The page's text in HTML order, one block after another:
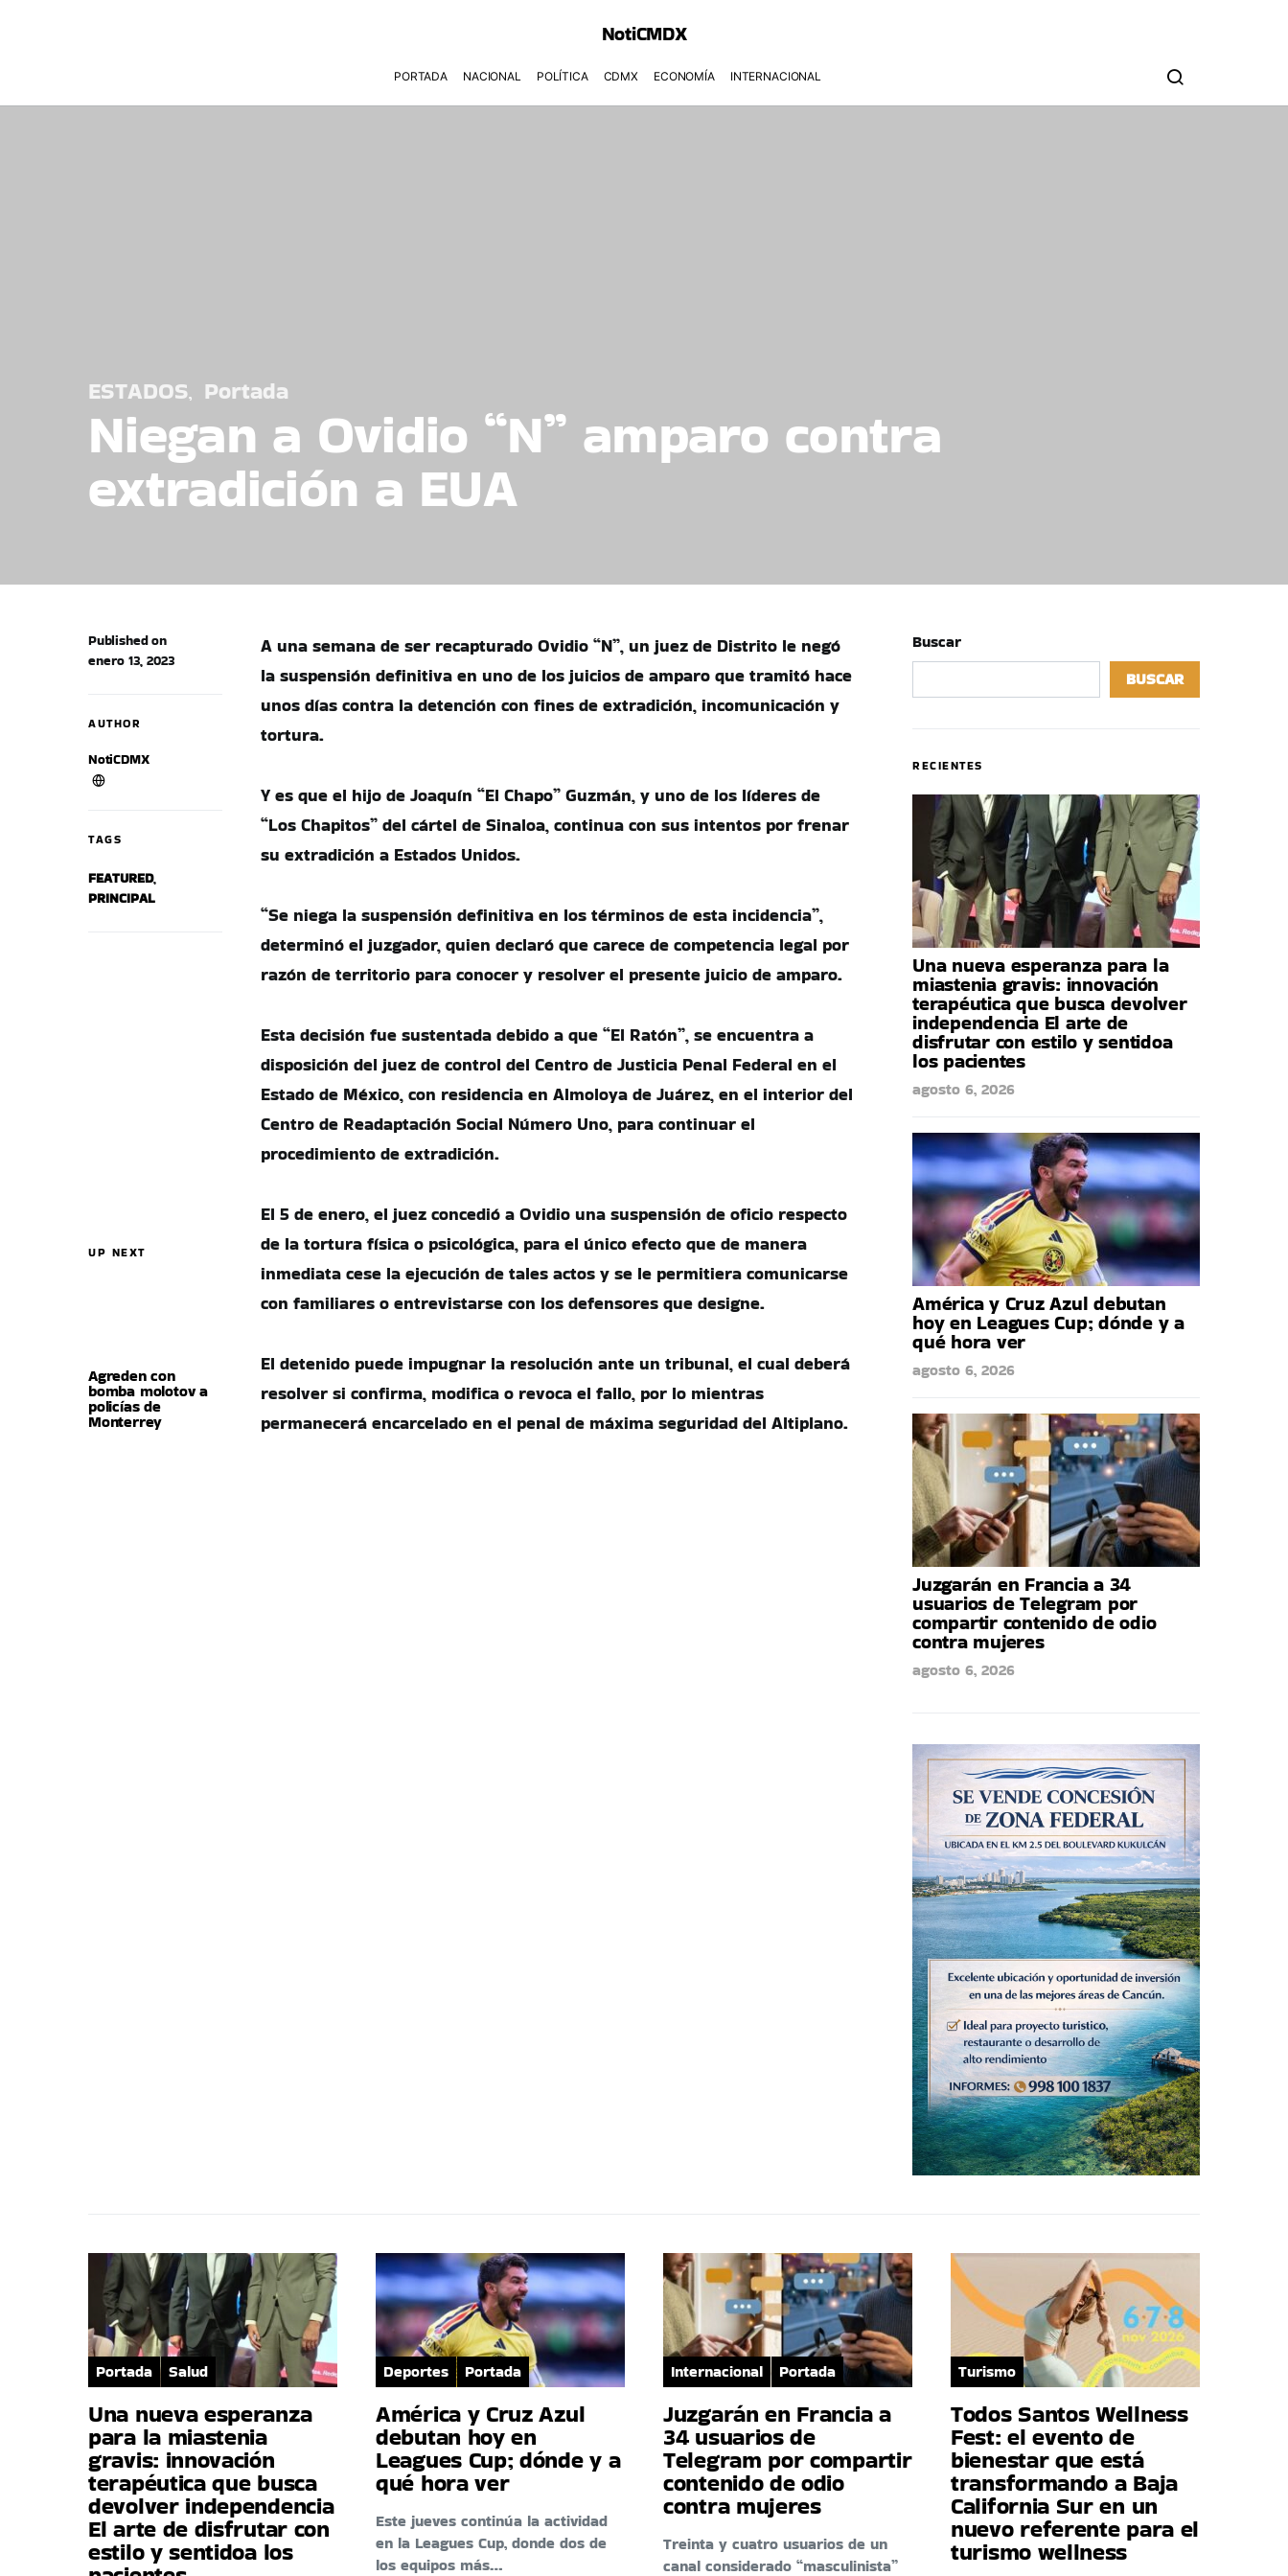
NotiCMDX
PORTADA NACIONAL POLÍTICA CDMX ECONOMÍA INTERNACIONAL
ESTADOS Portada
Niegan a Ovidio “N” amparo contra
extradición a EUA
UP NEXT
Agreden con
bomba molotov a
policías de
Monterrey
Published on
enero 13, 2023
AUTHOR
NotiCDMX
TAGS
FEATURED,
PRINCIPAL
A una semana de ser recapturado Ovidio “N”, un juez de Distrito le negó
la suspensión definitiva en uno de los juicios de amparo que tramitó hace
unos días contra la detención con fines de extradición, incomunicación y
tortura.
Y es que el hijo de Joaquín “El Chapo” Guzmán, y uno de los líderes de
“Los Chapitos” del cártel de Sinaloa, continua con sus intentos por frenar
su extradición a Estados Unidos.
“Se niega la suspensión definitiva en los términos de esta incidencia”,
determinó el juzgador, quien declaró que carece de competencia legal por
razón de territorio para conocer y resolver el presente juicio de amparo.
Esta decisión fue sustentada debido a que “El Ratón”, se encuentra a
disposición del juez de control del Centro de Justicia Penal Federal en el
Estado de México, con residencia en Almoloya de Juárez, en el interior del
Centro de Readaptación Social Número Uno, para continuar el
procedimiento de extradición.
El 5 de enero, el juez concedió a Ovidio una suspensión de oficio respecto
de la tortura física o psicológica, para el único efecto que de manera
inmediata cese la ejecución de tales actos y se le permitiera comunicarse
con familiares o entrevistarse con los defensores que designe.
El detenido puede impugnar la resolución ante un tribunal, el cual deberá
resolver si confirma, modifica o revoca el fallo, por lo mientras
permanecerá encarcelado en el penal de máxima seguridad del Altiplano.
Buscar
BUSCAR
RECIENTES
Una nueva esperanza para la
miastenia gravis: innovación
terapéutica que busca devolver
independencia El arte de
disfrutar con estilo y sentidoa
los pacientes
agosto 6, 2026
América y Cruz Azul debutan
hoy en Leagues Cup; dónde y a
qué hora ver
agosto 6, 2026
Juzgarán en Francia a 34
usuarios de Telegram por
compartir contenido de odio
contra mujeres
agosto 6, 2026
Portada Salud
Una nueva esperanza
para la miastenia
gravis: innovación
terapéutica que busca
devolver independencia
El arte de disfrutar con
estilo y sentidoa los
Deportes Portada
América y Cruz Azul
debutan hoy en
Leagues Cup; dónde y a
qué hora ver
Este jueves continúa la actividad
en la Leagues Cup, donde dos de
los equipos más…
Internacional Portada
Juzgarán en Francia a
34 usuarios de
Telegram por compartir
contenido de odio
contra mujeres
Treinta y cuatro usuarios de un
canal considerado “masculinista”
Turismo
Todos Santos Wellness
Fest: el evento de
bienestar que está
transformando a Baja
California Sur en un
nuevo referente para el
turismo wellness